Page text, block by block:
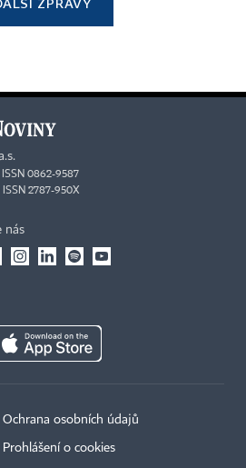
ZPRÁVY
0862-9587
2787-950X
nás
Ochrana osobních údajů
Prohlášení o cookies